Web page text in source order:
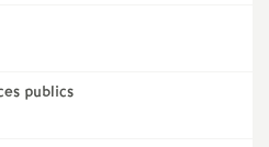
publics